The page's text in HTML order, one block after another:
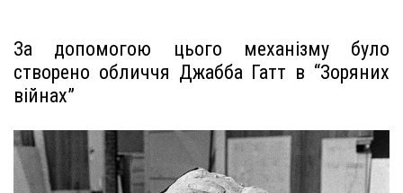
За допомогою цього механізму було
створено обличчя Джабба Гатт в “Зоряних
війнах”